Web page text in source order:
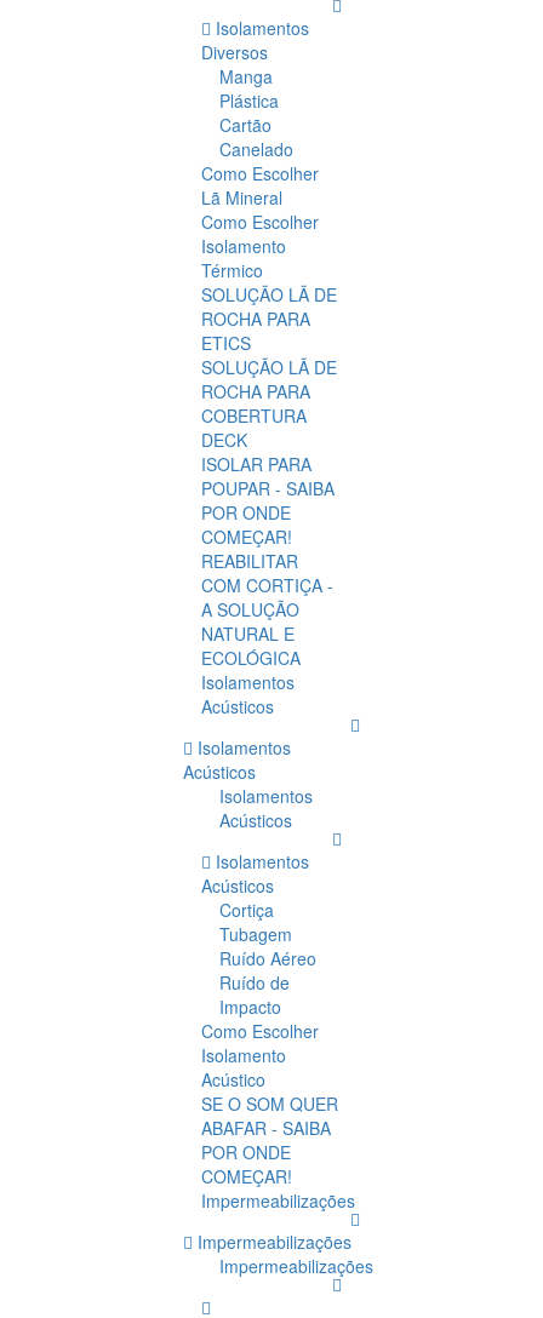
Isolamentos
Diversos
Manga
Plástica
Cartão
Canelado
Como Escolher
Lã Mineral
Como Escolher
Isolamento
Térmico
SOLUÇÃO LÃ DE
ROCHA PARA
ETICS
SOLUÇÃO LÃ DE
ROCHA PARA
COBERTURA
DECK
ISOLAR PARA
POUPAR - SAIBA
POR ONDE
COMEÇAR!
REABILITAR
COM CORTIÇA -
A SOLUÇÃO
NATURAL E
ECOLÓGICA
Isolamentos
Acústicos
Isolamentos
Acústicos
Isolamentos
Acústicos
Isolamentos
Acústicos
Cortiça
Tubagem
Ruído Aéreo
Ruído de
Impacto
Como Escolher
Isolamento
Acústico
SE O SOM QUER
ABAFAR - SAIBA
POR ONDE
COMEÇAR!
Impermeabilizações
Impermeabilizações
Impermeabilizações